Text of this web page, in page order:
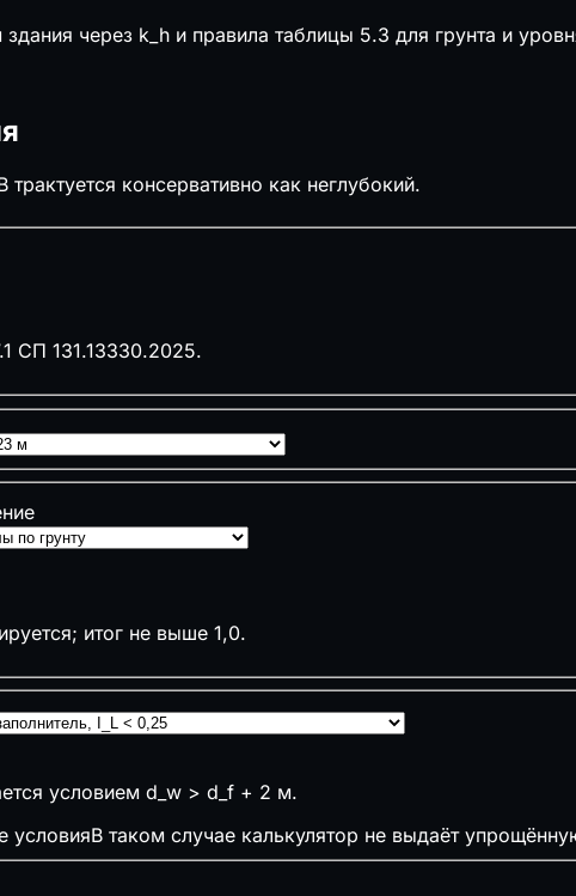
через k_h и правила таблицы 5.3 для грунта и
консервативно как неглубокий.
СП 131.13330.2025.
итог не выше 1,0.
условием d_w > d_f + 2 м.
условияВ таком случае калькулятор не выдаёт